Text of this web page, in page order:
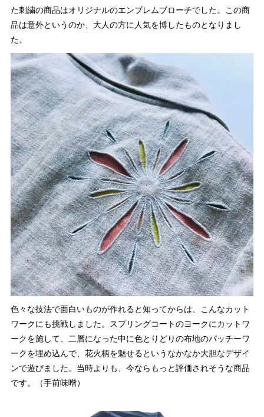
た刺繍の商品はオリジナルのエンブレムブローチでした。この商
品は意外というのか、大人の方に人気を博したものとなりまし
た。
色々な技法で面白いものが作れると知ってからは、こんなカット
ワークにも挑戦しました。スプリングコートのヨークにカットワ
ークを施して、二層になった中に色とりどりの布地のパッチーワ
ークを埋め込んで、花火柄を魅せるというなかなか大胆なデザイ
ンで遊びました。当時よりも、今ならもっと評価されそうな商品
です。（手前味噌）